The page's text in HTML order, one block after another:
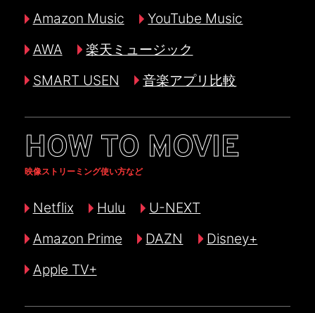
Amazon Music
YouTube Music
AWA
楽天ミュージック
SMART USEN
音楽アプリ比較
HOW TO MOVIE
映像ストリーミング使い方など
Netflix Hulu
U-NEXT
Amazon Prime
DAZN
Disney+
Apple TV+